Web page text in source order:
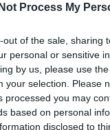
Process My
out of the sale, sharing
personal or sensitive
by us, please use
your selection. Please
processed you may
based on personal
disclosed to
μετά το
Πώς να
εύκολα
foodie